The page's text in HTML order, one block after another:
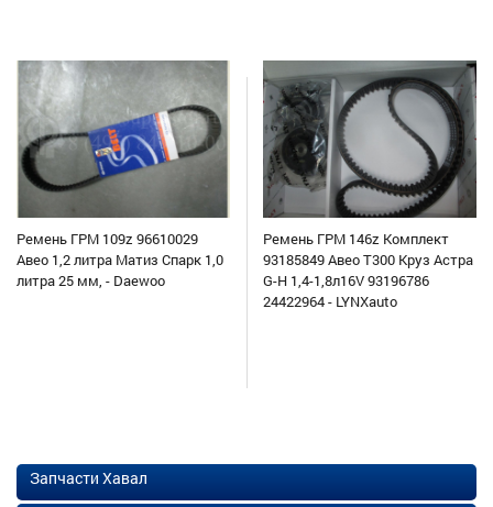
Ремень ГРМ 109z 96610029
Авео 1,2 литра Матиз Спарк 1,0
литра 25 мм, - Daewoo
Ремень ГРМ 146z Комплект
93185849 Авео Т300 Круз Астра
G-H 1,4-1,8л16V 93196786
24422964 - LYNXauto
Запчасти Хавал